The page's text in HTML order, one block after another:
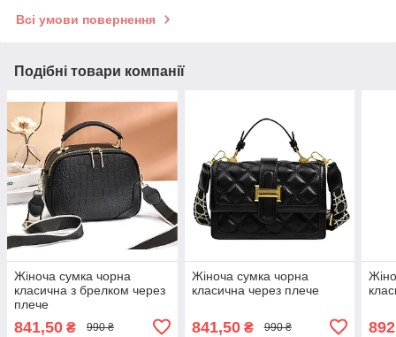
Всі умови повернення
Подібні товари компанії
Жіноча сумка чорна
класична з брелком через
плече
841,50 ₴ 990 ₴
Жіноча сумка чорна
класична через плече
841,50₴ 990 ₴